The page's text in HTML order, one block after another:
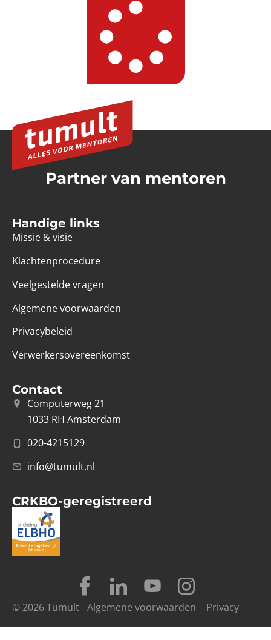
Partner van mentoren
Handige links
Missie & visie
Klachtenprocedure
Veelgestelde vragen
Algemene voorwaarden
Privacybeleid
Verwerkersovereenkomst
Contact
Computerweg 21
1033 RH Amsterdam
020-4215129
info@tumult.nl
CRKBO-geregistreerd
© 2026 Tumult Algemene voorwaarden Privacy